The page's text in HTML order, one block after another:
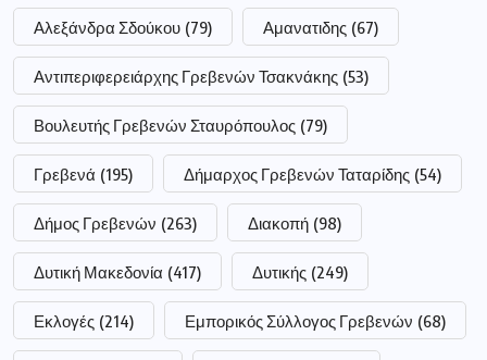
Αλεξάνδρα Σδούκου (79) Αμανατιδης (67)
Αντιπεριφερειάρχης Γρεβενών Τσακνάκης (53)
Βουλευτής Γρεβενών Σταυρόπουλος (79)
Γρεβενά (195) Δήμαρχος Γρεβενών Ταταρίδης (54)
Δήμος Γρεβενών (263) Διακοπή (98)
Δυτική Μακεδονία (417) Δυτικής (249)
Εκλογές (214) Εμπορικός Σύλλογος Γρεβενών (68)